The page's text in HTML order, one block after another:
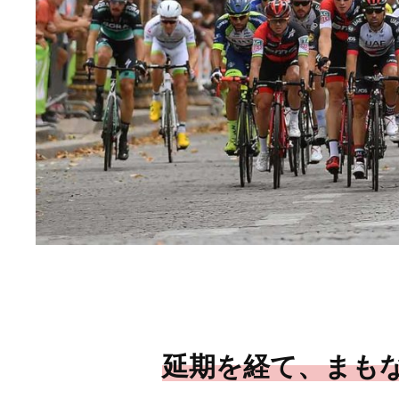
延期を経て、まも